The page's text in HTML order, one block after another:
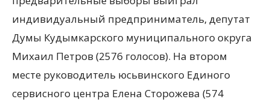
индивидуальный предприниматель, депутат
Думы Кудымкарского муниципального округа
Михаил Петров (2576 голосов). На втором
месте руководитель юсьвинского Единого
сервисного центра Елена Сторожева (574